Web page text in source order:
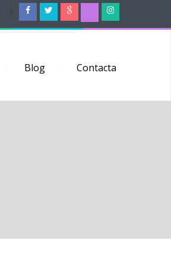
Blog Contacta